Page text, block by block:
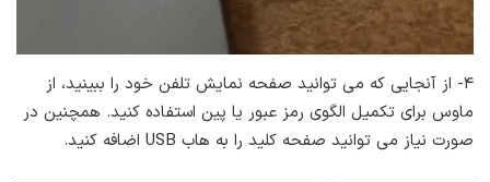
۴- از آنجایی که می توانید صفحه نمایش تلفن خود را ببینید، از
ماوس برای تکمیل الگوی رمز عبور یا پین استفاده کنید. همچنین در
صورت نیاز می توانید صفحه کلید را به هاب USB اضافه کنید.